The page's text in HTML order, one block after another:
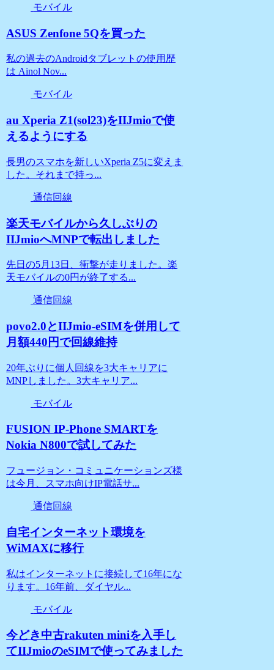
モバイル
ASUS Zenfone 5Qを買った
私の過去のAndroidタブレットの使用歴
は Ainol Nov...
モバイル
au Xperia Z1(sol23)をIIJmioで使
えるようにする
長男のスマホを新しいXperia Z5に変えま
した。それまで持っ...
通信回線
楽天モバイルから久しぶりの
IIJmioへMNPで転出しました
先日の5月13日、衝撃が走りました。楽
天モバイルの0円が終了する...
通信回線
povo2.0とIIJmio-eSIMを併用して
月額440円で回線維持
20年ぶりに個人回線を3大キャリアに
MNPしました。3大キャリア...
モバイル
FUSION IP-Phone SMARTを
Nokia N800で試してみた
フュージョン・コミュニケーションズ様
は今月、スマホ向けIP電話サ...
通信回線
自宅インターネット環境を
WiMAXに移行
私はインターネットに接続して16年にな
ります。16年前、ダイヤル...
モバイル
今どき中古rakuten miniを入手し
てIIJmioのeSIMで使ってみました